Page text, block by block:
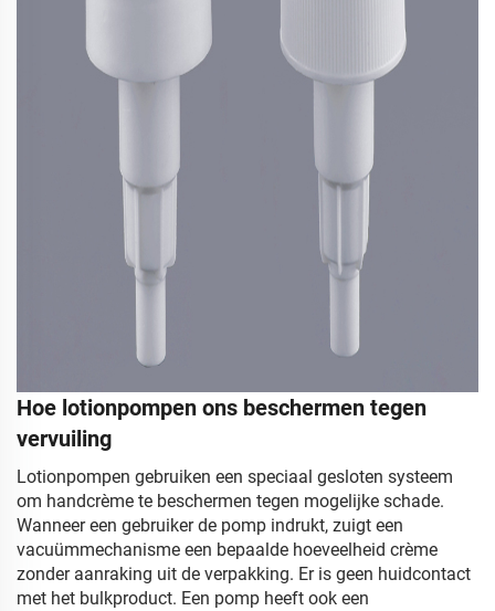
Hoe lotionpompen ons beschermen tegen
vervuiling
Lotionpompen gebruiken een speciaal gesloten systeem
om handcrème te beschermen tegen mogelijke schade.
Wanneer een gebruiker de pomp indrukt, zuigt een
vacuümmechanisme een bepaalde hoeveelheid crème
zonder aanraking uit de verpakking. Er is geen huidcontact
met het bulkproduct. Een pomp heeft ook een